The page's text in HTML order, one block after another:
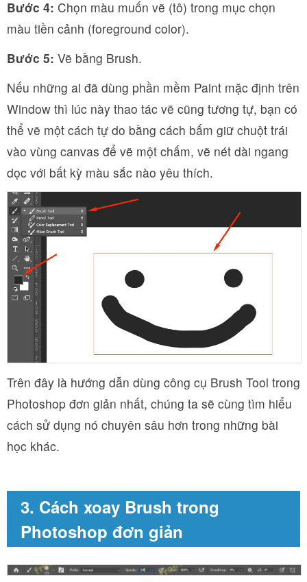
Bước 4: Chọn màu muốn vẽ (tô) trong mục chọn
màu tiền cảnh (foreground color).
Bước 5: Vẽ bằng Brush.
Nếu những ai đã dùng phần mềm Paint mặc định trên
Window thì lúc này thao tác vẽ cũng tương tự, bạn có
thể vẽ một cách tự do bằng cách bấm giữ chuột trái
vào vùng canvas để vẽ một chấm, vẽ nét dài ngang
dọc với bất kỳ màu sắc nào yêu thích.
Trên đây là hướng dẫn dùng công cụ Brush Tool trong
Photoshop đơn giản nhất, chúng ta sẽ cùng tìm hiểu
cách sử dụng nó chuyên sâu hơn trong những bài
học khác.
3. Cách xoay Brush trong
Photoshop đơn giản